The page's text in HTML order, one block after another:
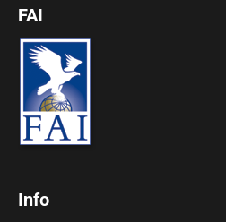
FAI
Info